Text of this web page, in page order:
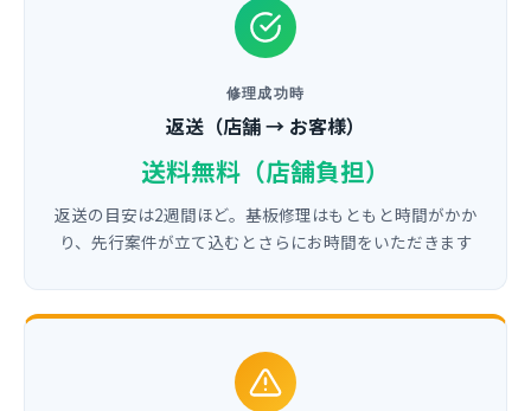
修理成功時
返送（店舗 → お客様）
送料無料（店舗負担）
返送の目安は2週間ほど。基板修理はもともと時間がかか
り、先行案件が立て込むとさらにお時間をいただきます